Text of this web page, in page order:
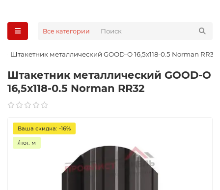
Все категории
Штакетник металлический GOOD-O 16,5х118-0.5 Norman RR32
Штакетник металлический GOOD-O
16,5х118-0.5 Norman RR32
Ваша скидка: -16%
/пог. м